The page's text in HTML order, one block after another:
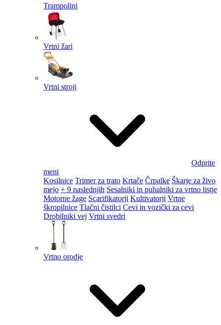
Trampolini
Vrtni žari
Vrtni stroji
Odprite
meni
Kosilnice Trimer za trato Krtače Črpalke Škarje za živo
mejo + 9 naslednjih Sesalniki in puhalniki za vrtno listje
Motorne žage Scarifikatorji Kultivatorji Vrtne
škropilnice Tlačni čistilci Cevi in vozički za cevi
Drobilniki vej Vrtni svedri
Vrtno orodje